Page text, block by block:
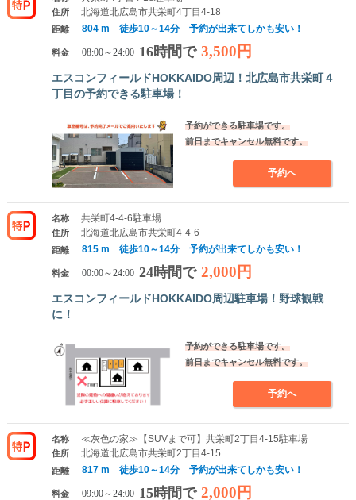
住所 北海道北広島市共栄町4丁目4-18
距離 804 m 徒歩10～14分 予約が出来てしかも安い！
料金 08:00～24:00 16時間で 3,500円
エスコンフィールドHOKKAIDO周辺！北広島市共栄町４
丁目の予約できる駐車場！
予約ができる駐車場です。
前日までキャンセル無料です。
予約へ
名称 共栄町4-4-6駐車場
住所 北海道北広島市共栄町4-4-6
距離 815 m 徒歩10～14分 予約が出来てしかも安い！
料金 00:00～24:00 24時間で 2,000円
エスコンフィールドHOKKAIDO周辺駐車場！野球観戦
に！
予約ができる駐車場です。
前日までキャンセル無料です。
予約へ
名称 ≪灰色の家≫【SUVまで可】共栄町2丁目4-15駐車場
住所 北海道北広島市共栄町2丁目4-15
距離 817 m 徒歩10～14分 予約が出来てしかも安い！
料金 09:00～24:00 15時間で 2,000円